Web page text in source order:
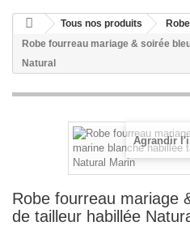
Tous nos produits
Robe fourreau mariage & soirée
Natural
Agrandir
Robe fourreau mariage
de tailleur habillée